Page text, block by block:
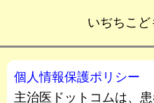
いぢちこど
個人情報保護ポリシー
主治医ドットコムは、